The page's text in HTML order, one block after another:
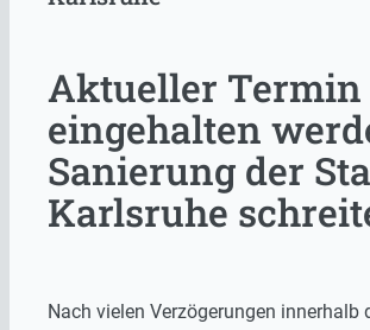
Aktueller
eingehalten
Sanierung der
Karlsruhe
Nach vielen Verzögerungen innerhalb